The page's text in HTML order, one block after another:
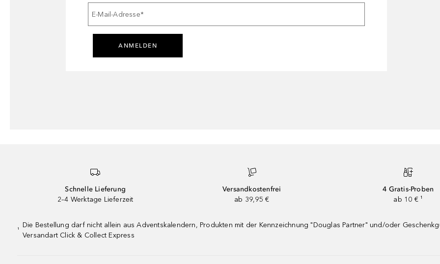
E-Mail-Adresse*
ANMELDEN
Schnelle Lieferung
2–4 Werktage Lieferzeit
Versandkostenfrei
ab 39,95 €
4 Gratis-Proben
ab 10 € ¹
¹
Die Bestellung darf nicht allein aus Adventskalendern, Produkten mit der Kennzeichnung "Douglas Partner" und/oder
Versandart Click & Collect Express